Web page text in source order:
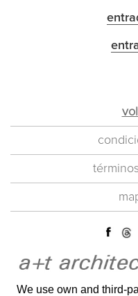
We use own and third-